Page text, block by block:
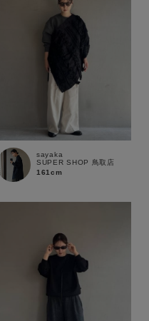
予約商品
WEB限定
sayaka
SUPER SHOP 鳥取店
161cm